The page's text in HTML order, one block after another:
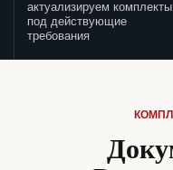
актуализируем комплекты
под действующие
требования